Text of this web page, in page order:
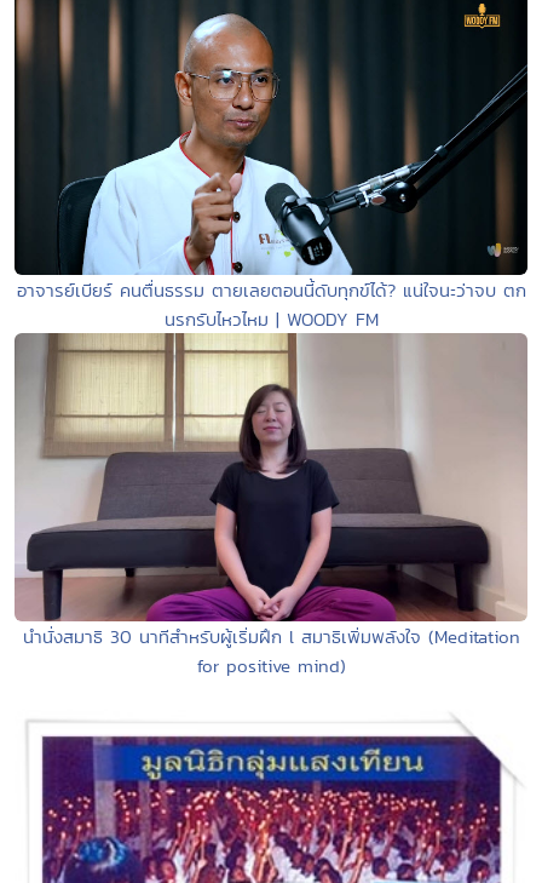
อาจารย์เบียร์ คนตื่นธรรม ตายเลยตอนนี้ดับทุกข์ได้? แน่ใจนะว่าจบ ตก
นรกรับไหวไหม | WOODY FM
นำนั่งสมาธิ 30 นาทีสำหรับผู้เริ่มฝึก l สมาธิเพิ่มพลังใจ (Meditation
for positive mind)